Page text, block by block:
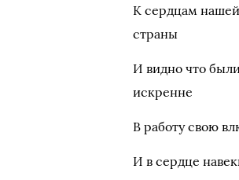
К сердцам
страны
И видно что
искренне
В работу свою
И в сердце